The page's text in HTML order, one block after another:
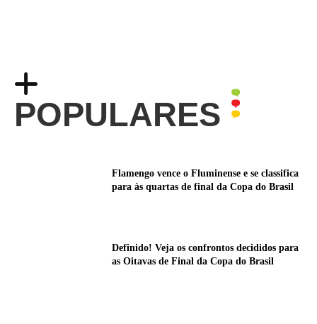
POPULARES
Flamengo vence o Fluminense e se classifica
para às quartas de final da Copa do Brasil
Definido! Veja os confrontos decididos para
as Oitavas de Final da Copa do Brasil